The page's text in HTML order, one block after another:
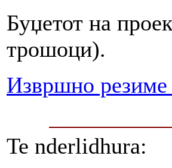
Буџетот на
трошоци).
Извршно резиме
Te nderlidhura: